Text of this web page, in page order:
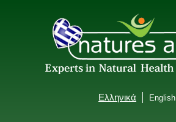
Ελληνικά English